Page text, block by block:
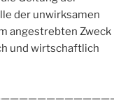
der unwirksamen
angestrebten Zweck
und wirtschaftlich